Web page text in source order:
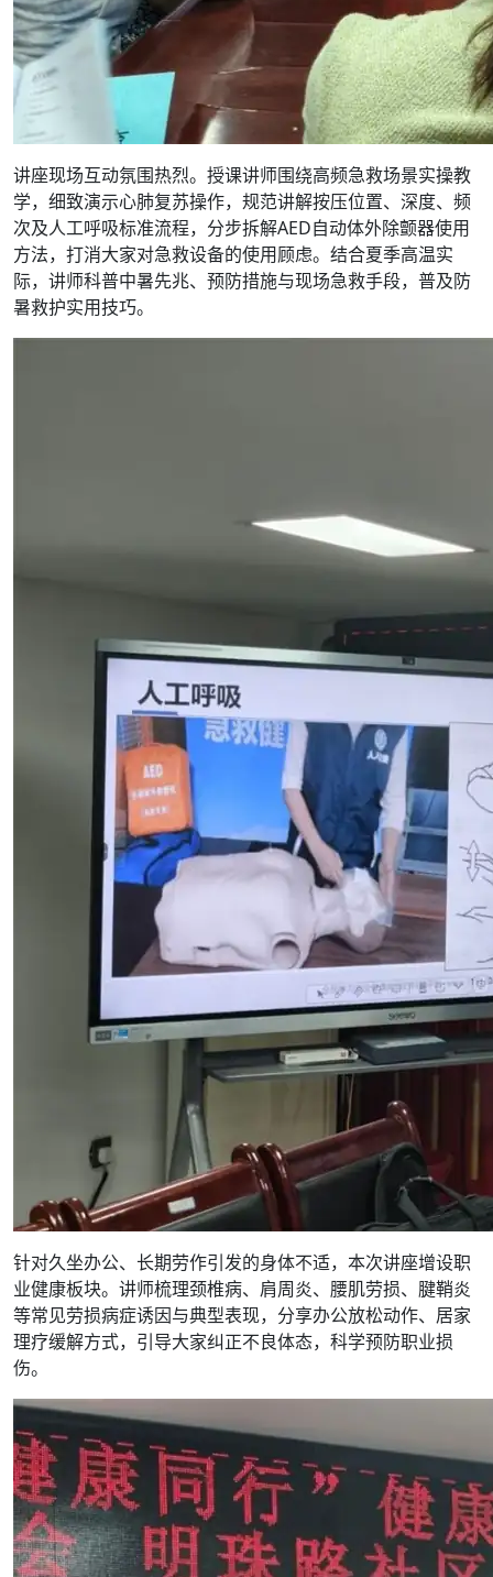
讲座现场互动氛围热烈。授课讲师围绕高频急救场景实操教
学，细致演示心肺复苏操作，规范讲解按压位置、深度、频
次及人工呼吸标准流程，分步拆解AED自动体外除颤器使用
方法，打消大家对急救设备的使用顾虑。结合夏季高温实
际，讲师科普中暑先兆、预防措施与现场急救手段，普及防
暑救护实用技巧。
针对久坐办公、长期劳作引发的身体不适，本次讲座增设职
业健康板块。讲师梳理颈椎病、肩周炎、腰肌劳损、腱鞘炎
等常见劳损病症诱因与典型表现，分享办公放松动作、居家
理疗缓解方式，引导大家纠正不良体态，科学预防职业损
伤。